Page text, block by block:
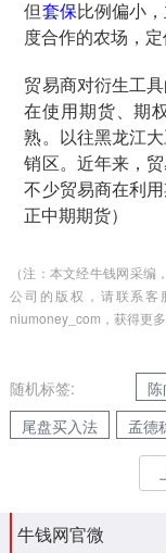
但套保比例偏小
度合作的农场，定
贸易商对衍生工
在使用期货、期
熟。以往黑龙江
销区。近年来，
不少贸易商在利
正中期期货）
（注：本文经牛钱网采
公司的版权，请联系客
niumoney_com，获得更多
随机标签:
尾盘买入法
孟德
牛钱网官微